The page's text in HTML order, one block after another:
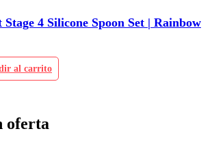
4 Silicone Spoon Set | Rainbow
al carrito
oferta